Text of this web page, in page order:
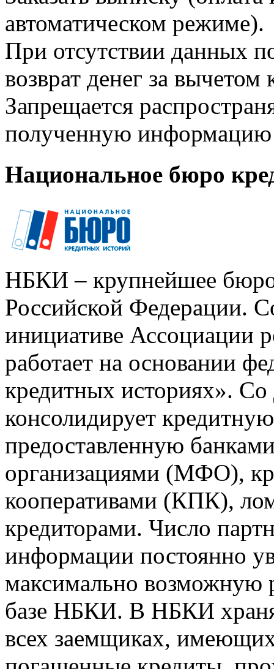
автоматическом режиме).
При отсутствии данных
возврат денег за
Запрещается
полученную информацию
Национальное бюро
НБКИ – крупнейшее
Российской Федерации.
инициативе Ассоциации
работает на основании
кредитных историях».
консолидирует
предоставленную
организациями (МФО),
кооперативами (КПК),
кредиторами. Число
информации постоянно
максимально возможную
базе НБКИ. В НБКИ
всех заемщиках,